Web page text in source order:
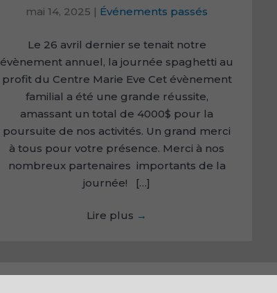
mai 14, 2025 | Événements passés
Le 26 avril dernier se tenait notre
évènement annuel, la journée spaghetti au
profit du Centre Marie Eve Cet évènement
familial a été une grande réussite,
amassant un total de 4000$ pour la
poursuite de nos activités. Un grand merci
à tous pour votre présence. Merci à nos
nombreux partenaires importants de la
journée! […]
Lire plus →